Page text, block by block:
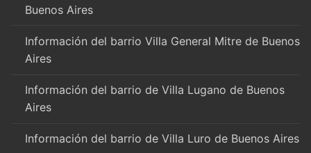
Buenos Aires
Información del barrio Villa General Mitre de Buenos
Aires
Información del barrio de Villa Lugano de Buenos
Aires
Información del barrio de Villa Luro de Buenos Aires